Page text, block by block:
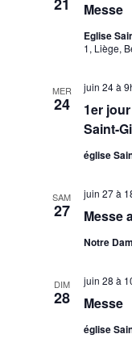
Messe
Eglise
1, Liège,
MER
24
1er
Saint-
juin 24 à
église
SAM
27 Messe
juin 27 à
Notre
DIM
28 Messe
juin 28 à
église